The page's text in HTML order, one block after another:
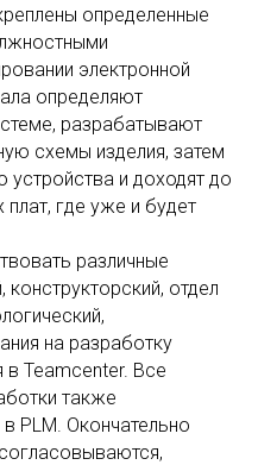
определенные
электронной
определяют
разрабатывают
схемы изделия, затем
устройства и доходят до
плат, где уже и будет
различные
отдел
на разработку
Teamcenter. Все
также
PLM. Окончательно